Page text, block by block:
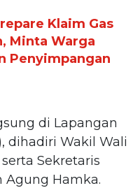
Klaim Gas
Minta Warga
Penyimpangan
di Lapangan
dihadiri Wakil Wali
Sekretaris
Agung Hamka.